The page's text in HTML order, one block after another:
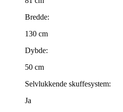
Bredde:
130 cm
Dybde:
50 cm
Selvlukkende skuffesystem:
Ja